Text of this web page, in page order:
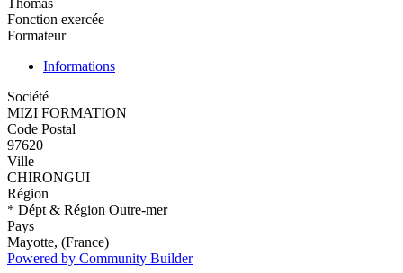
Thomas
Fonction exercée
Formateur
Informations
Société
MIZI FORMATION
Code Postal
97620
Ville
CHIRONGUI
Région
* Dépt & Région Outre-mer
Pays
Mayotte, (France)
Powered by Community Builder